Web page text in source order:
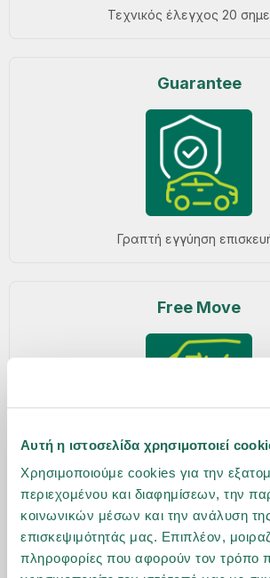
Αυτή η ιστοσελίδα χρησιμοποιεί
Χρησιμοποιούμε cookies για την
περιεχομένου και διαφημίσεων, την
κοινωνικών μέσων και την ανάλυση
επισκεψιμότητάς μας. Επιπλέον,
πληροφορίες που αφορούν τον τρόπο
Τεχνικός έλεγχος 20
Guarantee
Γραπτή εγγύηση
Free Move
επισκευής, χωρίς κόστος κατόπιν
με την
Pick & Bring